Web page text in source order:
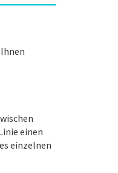
einen
einzelnen